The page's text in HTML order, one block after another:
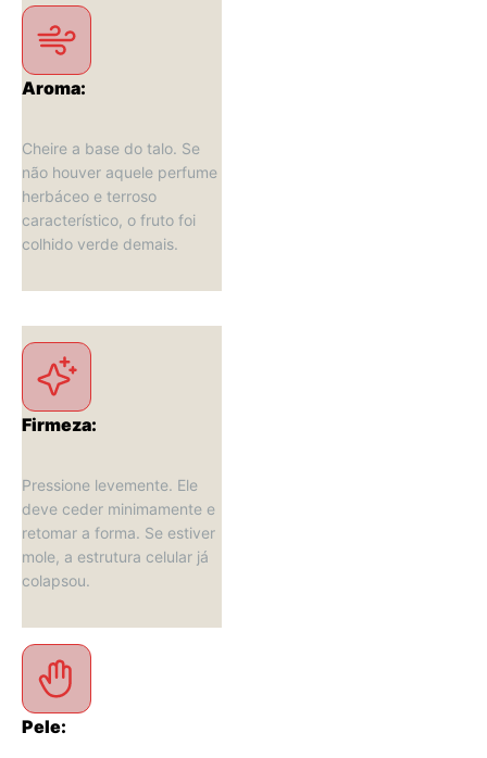
Aroma:
Cheire a base do talo. Se
não houver aquele perfume
herbáceo e terroso
característico, o fruto foi
colhido verde demais.
Firmeza:
Pressione levemente. Ele
deve ceder minimamente e
retomar a forma. Se estiver
mole, a estrutura celular já
colapsou.
Pele: